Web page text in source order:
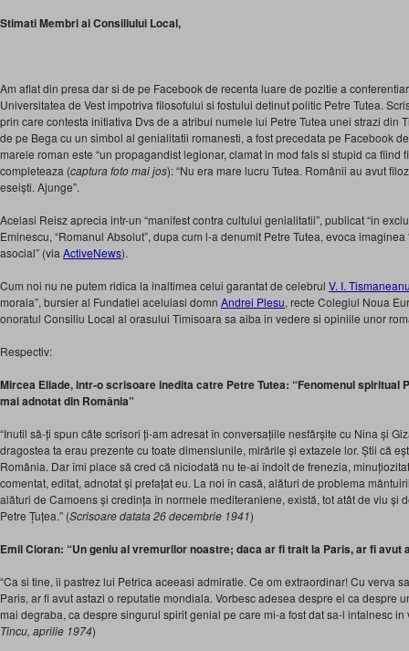
Stimati Membri ai Consiliului Local,
Am aflat din presa dar si de pe Facebook de recenta luare de pozitie a
Universitatea de Vest impotriva filosofului si fostului detinut politic Petre Tutea.
prin care contesta initiativa Dvs de a atribui numele lui Petre Tutea unei strazi din
de pe Bega cu un simbol al genialitatii romanesti, a fost precedata pe Facebook
marele roman este “un propagandist legionar, clamat in mod fals si stupid ca fiind
completeaza (captura foto mai jos): “Nu era mare lucru Tutea. Românii au avut
eseiști. Ajunge”.
Acelasi Reisz aprecia intr-un “manifest contra cultului genialitatii”, publicat “in
Eminescu, “Romanul Absolut”, dupa cum l-a denumit Petre Tutea, evoca
asocial” (via ActiveNews).
Cum noi nu ne putem ridica la inaltimea celui garantat de celebrul V. I.
morala”, bursier al Fundatiei aceluiasi domn Andrei Plesu, recte Colegiul Noua
onoratul Consiliu Local al orasului Timisoara sa aiba in vedere si opiniile unor
Respectiv:
Mircea Eliade, intr-o scrisoare inedita catre Petre Tutea: “Fenomenul spiritual
mai adnotat din România”
“Inutil să-ți spun câte scrisori ți-am adresat în conversațiile nesfârșite cu Nina și
dragostea ta erau prezente cu toate dimensiunile, mirările și extazele lor. Știi că
România. Dar îmi place să cred că niciodată nu te-ai îndoit de frenezia,
comentat, editat, adnotat și prefațat eu. La noi în casă, alături de problema
alături de Camoens și credința în normele mediteraniene, există, tot atât de viu și
Petre Țuțea.” (Scrisoare datata 26 decembrie 1941)
Emil Cioran: “Un geniu al vremurilor noastre; daca ar fi trait la Paris, ar fi avut
“Ca si tine, ii pastrez lui Petrica aceeasi admiratie. Ce om extraordinar! Cu verva
Paris, ar fi avut astazi o reputatie mondiala. Vorbesc adesea despre el ca despre
mai degraba, ca despre singurul spirit genial pe care mi-a fost dat sa-l intalnesc in
Tincu, aprilie 1974)